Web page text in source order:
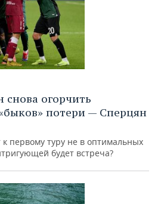
снова огорчить
потери — Сперцян
первому туру не в оптимальных
будет встреча?